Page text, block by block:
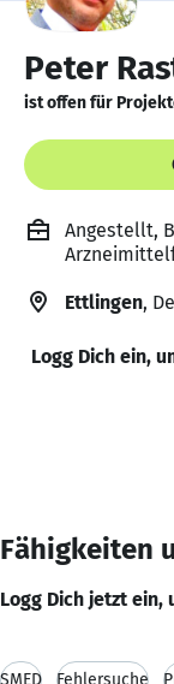
Peter
ist offen für
Angestellt,
Ettlingen,
Logg Dich ein,
Fähigkeiten
Logg Dich jetzt ein,
SMED Fehlersuche